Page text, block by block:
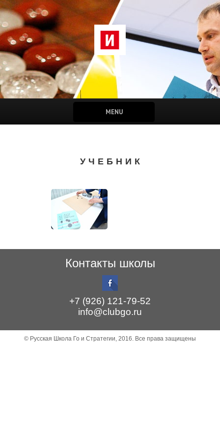
MENU
УЧЕБНИК
Контакты школы
+7 (926) 121-79-52
info@clubgo.ru
© Русская Школа Го и Стратегии, 2016. Все права защищены